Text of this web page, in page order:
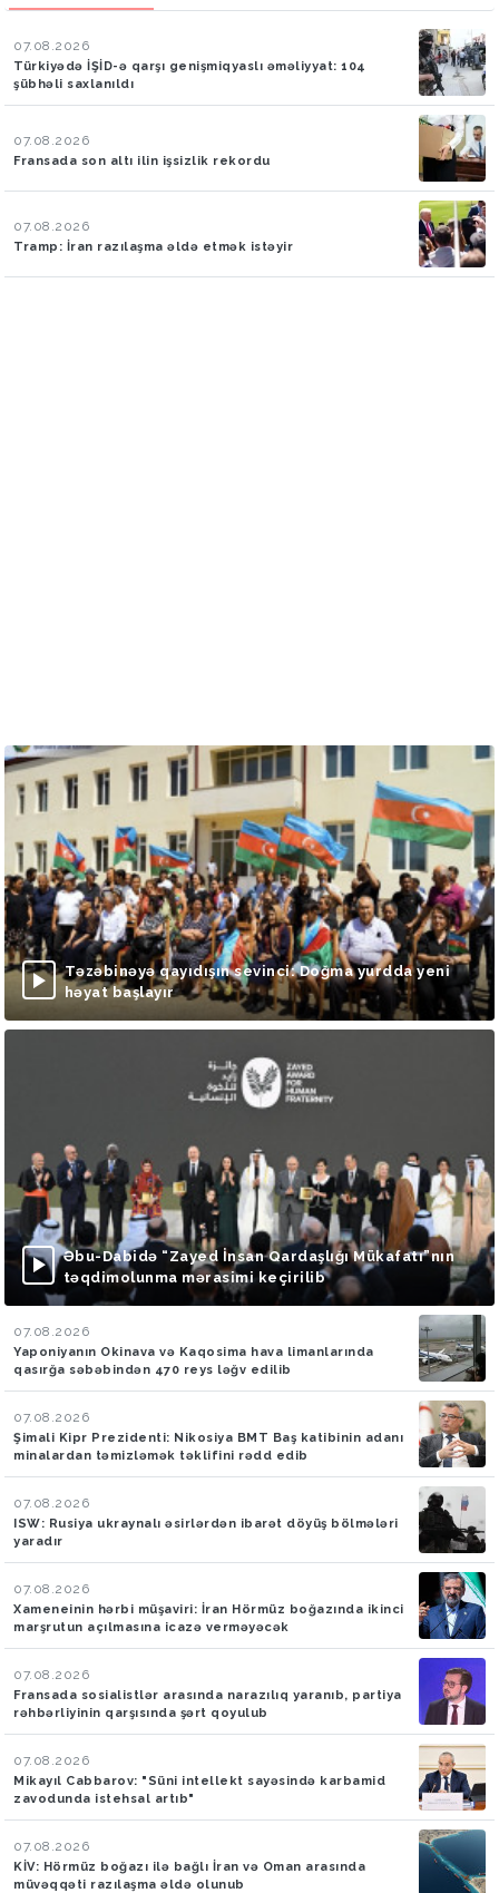
07.08.2026
Türkiyədə İŞİD-ə qarşı genişmiqyaslı əməliyyat: 104
şübhəli saxlanıldı
07.08.2026
Fransada son altı ilin işsizlik rekordu
07.08.2026
Tramp: İran razılaşma əldə etmək istəyir
Təzəbinəyə qayıdışın sevinci: Doğma yurdda yeni
həyat başlayır
Əbu-Dabidə “Zayed İnsan Qardaşlığı Mükafatı”nın
təqdimolunma mərasimi keçirilib
07.08.2026
Yaponiyanın Okinava və Kaqosima hava limanlarında
qasırğa səbəbindən 470 reys ləğv edilib
07.08.2026
Şimali Kipr Prezidenti: Nikosiya BMT Baş katibinin adanı
minalardan təmizləmək təklifini rədd edib
07.08.2026
ISW: Rusiya ukraynalı əsirlərdən ibarət döyüş bölmələri
yaradır
07.08.2026
Xameneinin hərbi müşaviri: İran Hörmüz boğazında ikinci
marşrutun açılmasına icazə verməyəcək
07.08.2026
Fransada sosialistlər arasında narazılıq yaranıb, partiya
rəhbərliyinin qarşısında şərt qoyulub
07.08.2026
Mikayıl Cabbarov: "Süni intellekt sayəsində karbamid
zavodunda istehsal artıb"
07.08.2026
KİV: Hörmüz boğazı ilə bağlı İran və Oman arasında
müvəqqəti razılaşma əldə olunub